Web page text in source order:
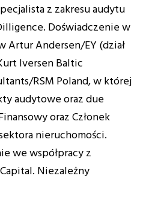
z zakresu audytu
Doświadczenie w
Artur Andersen/EY (dział
Iversen Baltic
RSM Poland, w której
audytowe oraz due
oraz Członek
nieruchomości.
we współpracy z
Niezależny